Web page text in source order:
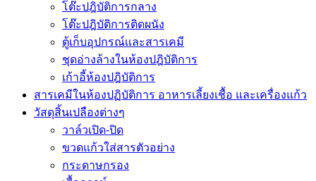
โต๊ะปฎิบัติการกลาง
โต๊ะปฎิบัติการติดผนัง
ตู้เก็บอุปกรณ์เเละสารเคมี
ชุดอ่างล้างในห้องปฎิบัติการ
เก้าอี้ห้องปฎิบัติการ
สารเคมีในห้องปฏิบัติการ อาหารเลี้ยงเชื้อ และเครื่องแก้ว
วัสดุสิ้นเปลืองต่างๆ
วาล์วเปิด-ปิด
ขวดแก้วใส่สารตัวอย่าง
กระดาษกรอง